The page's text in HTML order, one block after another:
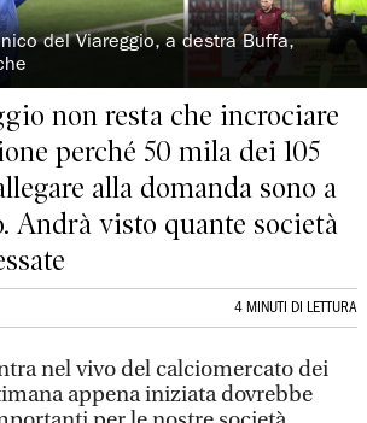
del Viareggio, a destra Buffa,
non resta che incrociare
perché 50 mila dei 105
alla domanda sono a
Andrà visto quante società
4 MINUTI DI LETTURA
nel vivo del calciomercato dei
appena iniziata dovrebbe